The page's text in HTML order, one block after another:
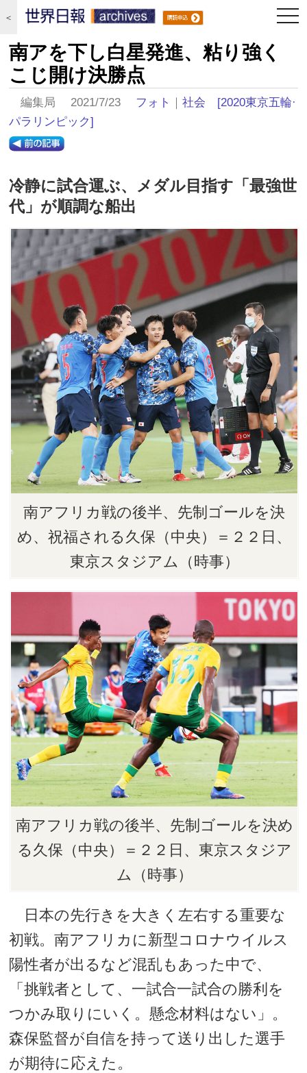
＜
南アを下し白星発進、粘り強く
こじ開け決勝点
編集局 2021/7/23 フォト ｜社会
[2020東京五輪·
パラリンピック]
冷静に試合運ぶ、メダル目指す「最強世
代」が順調な船出
南アフリカ戦の後半、先制ゴールを決
め、祝福される久保（中央）＝２２日、
東京スタジアム（時事）
南アフリカ戦の後半、先制ゴールを決め
る久保（中央）＝２２日、東京スタジア
ム（時事）
日本の先行きを大きく左右する重要な
初戦。南アフリカに新型コロナウイルス
陽性者が出るなど混乱もあった中で、
「挑戦者として、一試合一試合の勝利を
つかみ取りにいく。懸念材料はない」。
森保監督が自信を持って送り出した選手
が期待に応えた。